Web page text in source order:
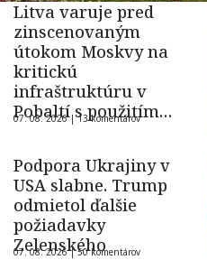
Litva varuje pred
zinscenovaným
útokom Moskvy na
kritickú
infraštruktúru v
Pobaltí s použitím
ukrajinského dronu
07. 08. 2026 |13 komentárov
Podpora Ukrajiny v
USA slabne. Trump
odmietol ďalšie
požiadavky
Zelenského
07. 08. 2026 |50 komentárov